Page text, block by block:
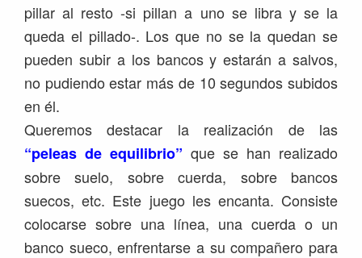
pillar al resto -si pillan a uno se libra y se la
queda el pillado-. Los que no se la quedan se
pueden subir a los bancos y estarán a salvos,
no pudiendo estar más de 10 segundos subidos
en él.
Queremos destacar la realización de las
“peleas de equilibrio” que se han realizado
sobre suelo, sobre cuerda, sobre bancos
suecos, etc. Este juego les encanta. Consiste
colocarse sobre una línea, una cuerda o un
banco sueco, enfrentarse a su compañero para